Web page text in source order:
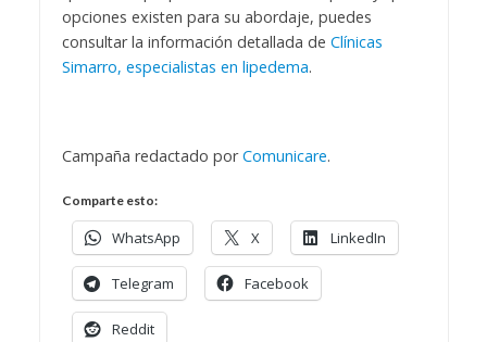
opciones existen para su abordaje, puedes
consultar la información detallada de Clínicas
Simarro, especialistas en lipedema.
Campaña redactado porComunicare.
Comparte esto:
WhatsApp X LinkedIn
Telegram Facebook
Reddit